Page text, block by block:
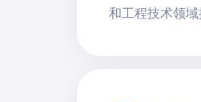
和工程技术领域